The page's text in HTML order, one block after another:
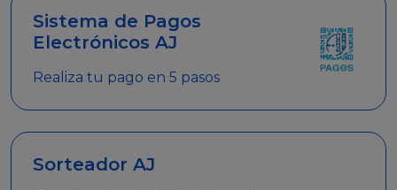
Sistema de Pagos
Electrónicos AJ
Realiza tu pago en 5 pasos
Sorteador AJ